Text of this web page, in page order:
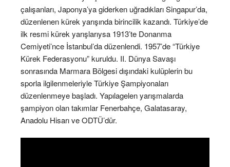
çalışanları, Japonya’ya giderken uğradıkları Singapur’da,
düzenlenen kürek yarışında birincilik kazandı. Türkiye’de
ilk resmi kürek yarışlarıysa 1913’te Donanma
Cemiyeti’nce İstanbul’da düzenlendi. 1957’de “Türkiye
Kürek Federasyonu” kuruldu. II. Dünya Savaşı
sonrasında Marmara Bölgesi dışındaki kulüplerin bu
sporla ilgilenmeleriyle Türkiye Şampiyonaları
düzenlenmeye başladı. Yapılagelen yarışmalarda
şampiyon olan takımlar Fenerbahçe, Galatasaray,
Anadolu Hisarı ve ODTÜ’dür.